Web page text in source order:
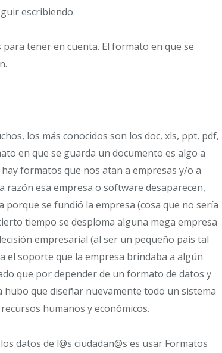
escribiendo.
tener en cuenta. El formato en que se
los más conocidos son los doc, xls, ppt, pdf,
en que se guarda un documento es algo a
formatos que nos atan a empresas y/o a
esa empresa o software desaparecen,
porque se fundió la empresa (cosa que no sería
tiempo se desploma alguna mega empresa
empresarial (al ser un pequeño país tal
el soporte que la empresa brindaba a algún
que por depender de un formato de datos y
que diseñar nuevamente todo un sistema
humanos y económicos.
datos de l@s ciudadan@s es usar Formatos